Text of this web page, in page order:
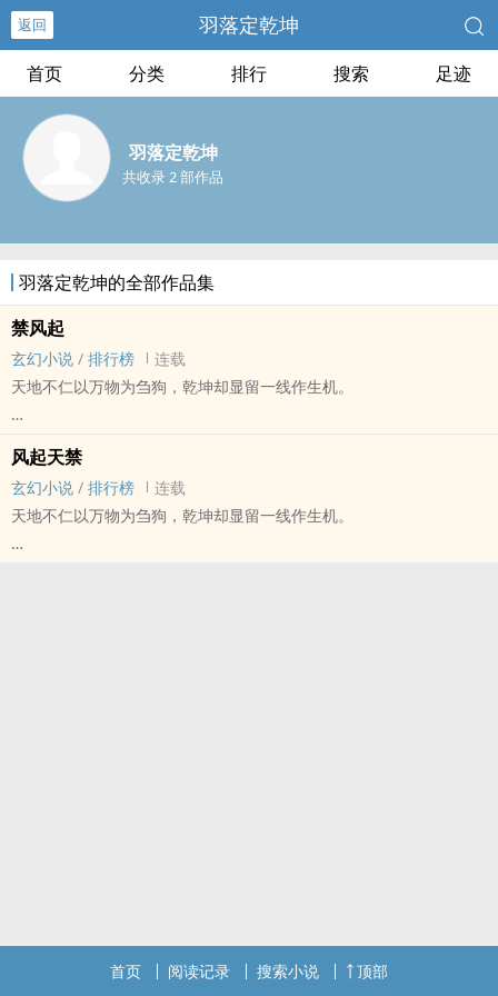
返回 羽落定乾坤
首页 分类 排行 搜索 足迹
羽落定乾坤
共收录 2 部作品
羽落定乾坤的全部作品集
禁风起
玄幻小说 / 排行榜
连载
天地不仁以万物为刍狗，乾坤却显留一线作生机。
机，破刍狗之势，战天、胜天、立天。不为天地唯一，只求守护”风墨
望天，发出豪言一语。
此生不与众生敌，只与天一战……
风起天禁
玄幻小说 / 排行榜
连载
天地不仁以万物为刍狗，乾坤却显留一线作生机。
首页 阅读记录 搜索小说 顶部